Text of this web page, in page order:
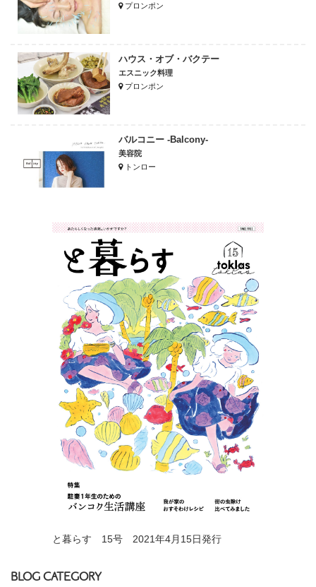
プロンポン
ハウス・オブ・バクテー
エスニック料理
プロンポン
バルコニー -Balcony-
美容院
トンロー
と暮らす 15号 2021年4月15日発行
BLOG CATEGORY